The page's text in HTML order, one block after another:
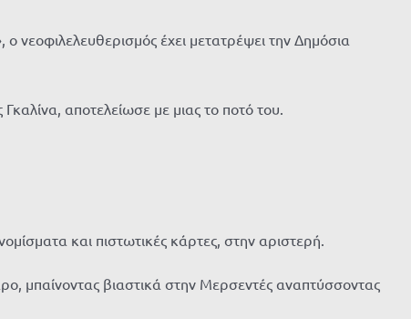
ο νεοφιλελευθερισμός έχει μετατρέψει την Δημόσια
αποτελείωσε με μιας το ποτό του.
και πιστωτικές κάρτες, στην αριστερή.
μπαίνοντας βιαστικά στην Μερσεντές αναπτύσσοντας